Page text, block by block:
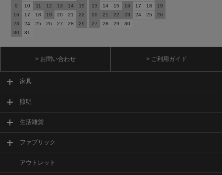
9
10 11 12 13 14
15
16
17 18 19 20 21
22
23
24 25 26 27 28
29
30
31
13
14 15 16 17 18
19
20
21 22 23 24 25
26
27
28 29 30
> お問い合わせ > ご利用ガイド
家具
照明
生活雑貨
ファブリック
アウトレット